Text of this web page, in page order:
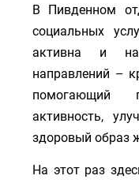
В Пивденном
социальных
активна и
направлений –
помогающий
активность,
здоровый образ
На этот раз